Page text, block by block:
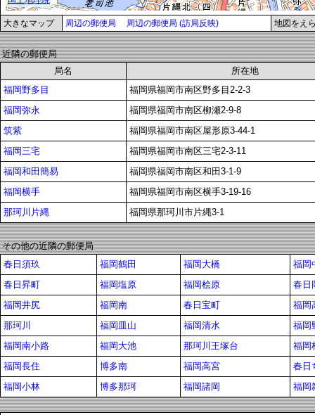
大きなマップ 周辺の郵便局 周辺の郵便局 (訪局反映) 地図をえ
近隣の郵便局
局名
所在地
福岡野多目
福岡県福岡市南区野多目2-2-3
福岡弥永
福岡県福岡市南区柳瀬2-9-8
筑紫
福岡県福岡市南区屋形原3-44-1
福岡三宅
福岡県福岡市南区三宅2-3-11
福岡和田簡易
福岡県福岡市南区和田3-1-9
福岡横手
福岡県福岡市南区横手3-19-16
那珂川片縄
福岡県那珂川市片縄3-1
その他の近隣の郵便局
春日須玖
福岡鶴田 福岡大橋
福岡
春日昇町
福岡塩原 福岡桧原
春日
福岡井尻
福岡南 春日宝町
福岡
那珂川
福岡皿山 福岡清水
福岡
福岡南小路
福岡大池 那珂川王塚台
福岡
福岡長住
博多南 福岡高宮
春日
福岡小林
博多那珂 福岡諸岡 福岡